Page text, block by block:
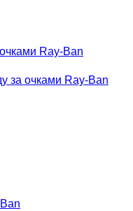
Ray-Ban